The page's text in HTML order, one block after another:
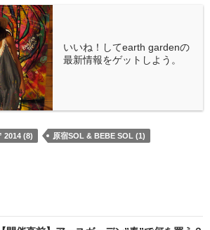
いいね！してearth gardenの
最新情報をゲットしよう。
2014 (8) 原宿SOL & BEBE SOL (1)